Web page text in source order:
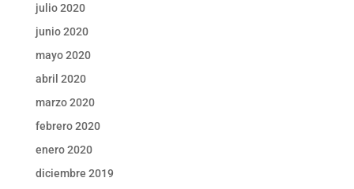
julio 2020
junio 2020
mayo 2020
abril 2020
marzo 2020
febrero 2020
enero 2020
diciembre 2019